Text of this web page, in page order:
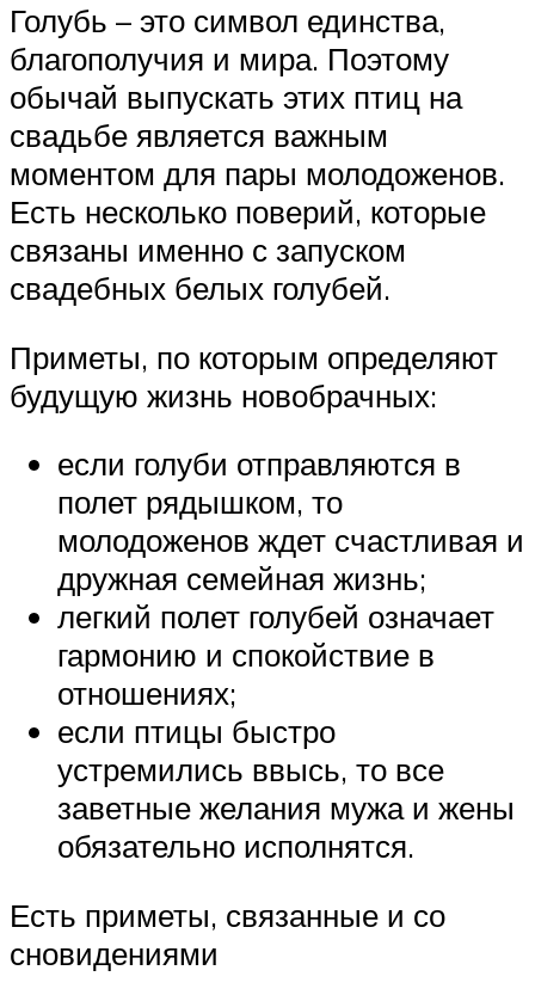
Голубь – это символ единства,
благополучия и мира. Поэтому
обычай выпускать этих птиц на
свадьбе является важным
моментом для пары молодоженов.
Есть несколько поверий, которые
связаны именно с запуском
свадебных белых голубей.
Приметы, по которым определяют
будущую жизнь новобрачных:
если голуби отправляются в
полет рядышком, то
молодоженов ждет счастливая и
дружная семейная жизнь;
легкий полет голубей означает
гармонию и спокойствие в
отношениях;
если птицы быстро
устремились ввысь, то все
заветные желания мужа и жены
обязательно исполнятся.
Есть приметы, связанные и со
сновидениями